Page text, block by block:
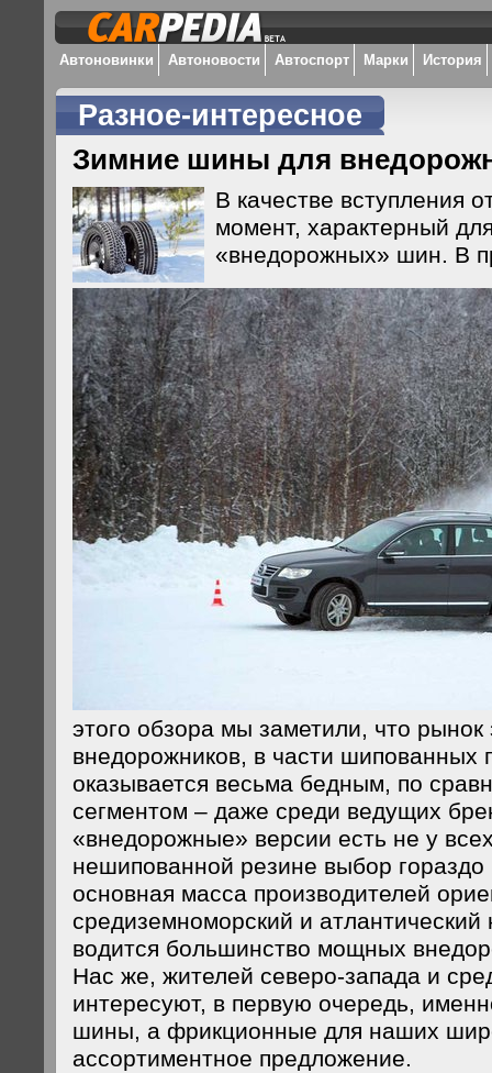
Автоновинки Автоновости Автоспорт Марки История
Разное-интересное
Зимние шины для
В качестве вступления
момент, характерный
«внедорожных» шин. В
этого обзора мы заметили, что
внедорожников, в части шипованных
оказывается весьма бедным, по
сегментом – даже среди ведущих
«внедорожные» версии есть не у
нешипованной резине выбор
основная масса производителей
средиземноморский и атлантический
водится большинство мощных
Нас же, жителей северо-запада и
интересуют, в первую очередь,
шины, а фрикционные для наших
ассортиментное предложение.